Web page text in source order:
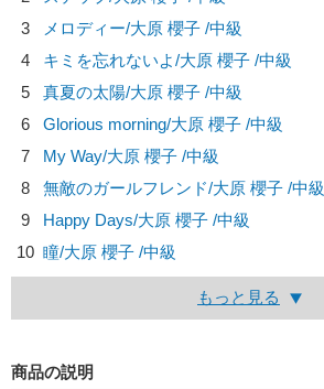
3
メロディー/大原 櫻子 /中級
4
キミを忘れないよ/大原 櫻子 /中級
5
真夏の太陽/大原 櫻子 /中級
6
Glorious morning/大原 櫻子 /中級
7
My Way/大原 櫻子 /中級
8
無敵のガールフレンド/大原 櫻子 /中級
9
Happy Days/大原 櫻子 /中級
10 瞳/大原 櫻子 /中級
もっと見る
商品の説明